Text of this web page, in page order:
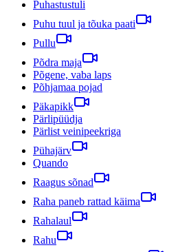
Puhastustuli
Puhu tuul ja tõuka paati
Pullu
Põdra maja
Põgene, vaba laps
Põhjamaa pojad
Päkapikk
Pärlipüüdja
Pärlist veinipeekriga
Pühajärv
Quando
Raagus sõnad
Raha paneb rattad käima
Rahalaul
Rahu